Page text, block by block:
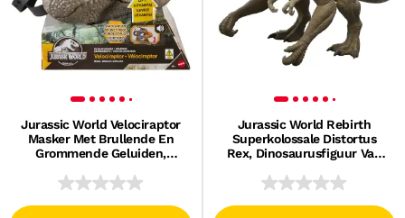
Jurassic World Velociraptor
Masker Met Brullende En
Grommende Geluiden,
Jurassic World Rebirth
Superkolossale Distortus
Rex, Dinosaurusfiguur Van